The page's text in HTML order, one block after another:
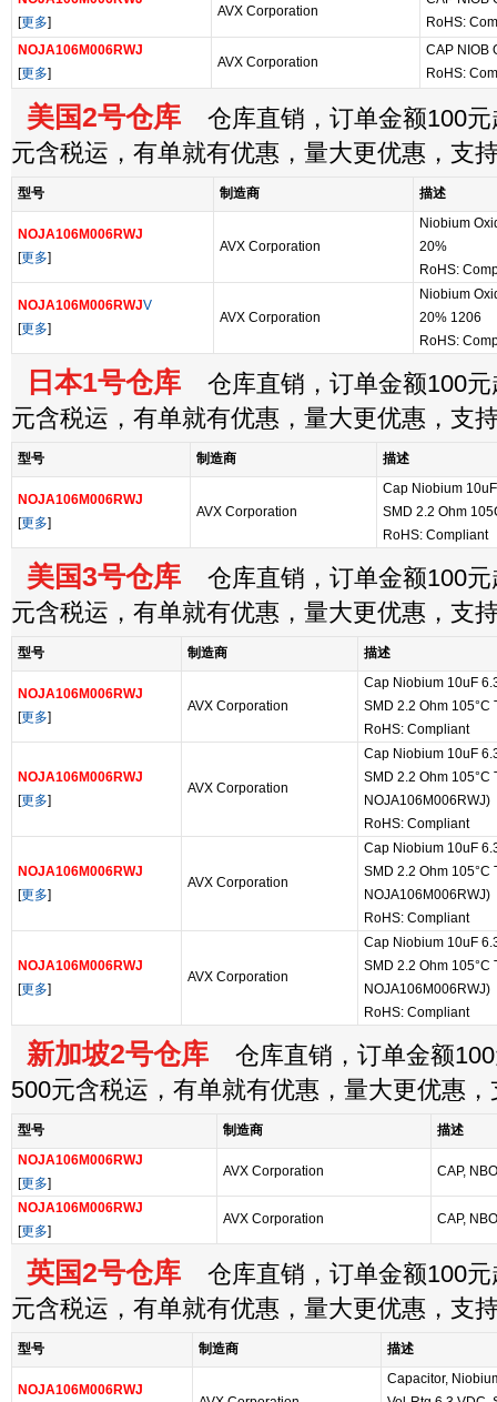
[更多]
AVX Corporation
RoHS:
NOJA106M006RWJ
[更多]
AVX Corporation
CAP NIOB
RoHS:
美国2号仓库 仓库直销，订单金额100元
元含税运，有单就有优惠，量大更优惠，支
型号 制造商 描述
NOJA106M006RWJ
[更多]
AVX Corporation
Niobium
20%
RoHS:
NOJA106M006RWJV
[更多]
AVX Corporation
Niobium
20% 1206
RoHS:
日本1号仓库 仓库直销，订单金额100元
元含税运，有单就有优惠，量大更优惠，支
型号 制造商 描述
NOJA106M006RWJ
[更多]
AVX Corporation
Cap Niobium
SMD 2.2 Ohm
RoHS: Compliant
美国3号仓库 仓库直销，订单金额100元
元含税运，有单就有优惠，量大更优惠，支
型号 制造商 描述
NOJA106M006RWJ
[更多]
AVX Corporation
Cap Niobium 10uF
SMD 2.2 Ohm 105°C
RoHS: Compliant
NOJA106M006RWJ
[更多]
AVX Corporation
Cap Niobium 10uF
SMD 2.2 Ohm 105°C
NOJA106M006RWJ)
RoHS: Compliant
NOJA106M006RWJ
[更多]
AVX Corporation
Cap Niobium 10uF
SMD 2.2 Ohm 105°C
NOJA106M006RWJ)
RoHS: Compliant
NOJA106M006RWJ
[更多]
AVX Corporation
Cap Niobium 10uF
SMD 2.2 Ohm 105°C
NOJA106M006RWJ)
RoHS: Compliant
新加坡2号仓库 仓库直销，订单金额
500元含税运，有单就有优惠，量大更优惠
型号 制造商
描述
NOJA106M006RWJ
[更多]
AVX Corporation CAP,
NOJA106M006RWJ
[更多]
AVX Corporation CAP,
英国2号仓库 仓库直销，订单金额100元
元含税运，有单就有优惠，量大更优惠，支
型号 制造商 描述
NOJA106M006RWJ
Capacitor,